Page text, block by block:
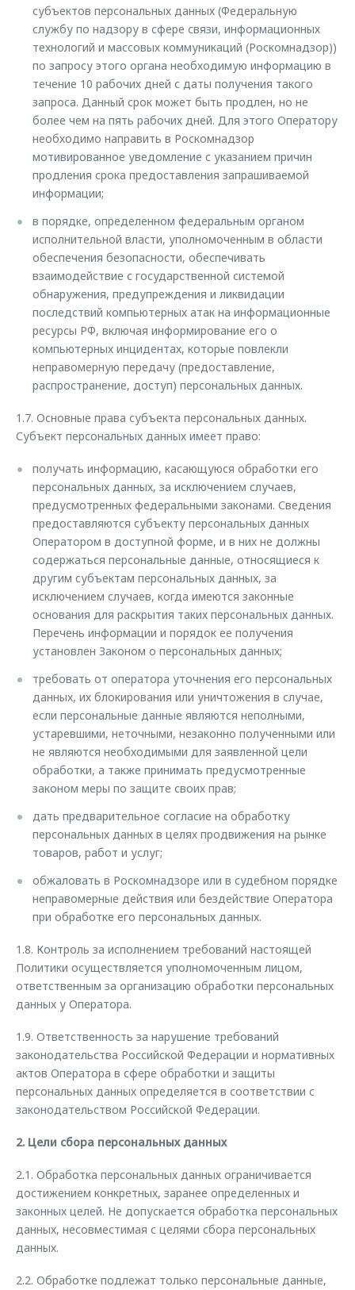
субъектов персональных данных (Федеральную
службу по надзору в сфере связи, информационных
технологий и массовых коммуникаций (Роскомнадзор))
по запросу этого органа необходимую информацию в
течение 10 рабочих дней с даты получения такого
запроса. Данный срок может быть продлен, но не
более чем на пять рабочих дней. Для этого Оператору
необходимо направить в Роскомнадзор
мотивированное уведомление с указанием причин
продления срока предоставления запрашиваемой
информации;
в порядке, определенном федеральным органом
исполнительной власти, уполномоченным в области
обеспечения безопасности, обеспечивать
взаимодействие с государственной системой
обнаружения, предупреждения и ликвидации
последствий компьютерных атак на информационные
ресурсы РФ, включая информирование его о
компьютерных инцидентах, которые повлекли
неправомерную передачу (предоставление,
распространение, доступ) персональных данных.
1.7. Основные права субъекта персональных данных.
Субъект персональных данных имеет право:
получать информацию, касающуюся обработки его
персональных данных, за исключением случаев,
предусмотренных федеральными законами. Сведения
предоставляются субъекту персональных данных
Оператором в доступной форме, и в них не должны
содержаться персональные данные, относящиеся к
другим субъектам персональных данных, за
исключением случаев, когда имеются законные
основания для раскрытия таких персональных данных.
Перечень информации и порядок ее получения
установлен Законом о персональных данных;
требовать от оператора уточнения его персональных
данных, их блокирования или уничтожения в случае,
если персональные данные являются неполными,
устаревшими, неточными, незаконно полученными или
не являются необходимыми для заявленной цели
обработки, а также принимать предусмотренные
законом меры по защите своих прав;
дать предварительное согласие на обработку
персональных данных в целях продвижения на рынке
товаров, работ и услуг;
обжаловать в Роскомнадзоре или в судебном порядке
неправомерные действия или бездействие Оператора
при обработке его персональных данных.
1.8. Контроль за исполнением требований настоящей
Политики осуществляется уполномоченным лицом,
ответственным за организацию обработки персональных
данных у Оператора.
1.9. Ответственность за нарушение требований
законодательства Российской Федерации и нормативных
актов Оператора в сфере обработки и защиты
персональных данных определяется в соответствии с
законодательством Российской Федерации.
2. Цели сбора персональных данных
2.1. Обработка персональных данных ограничивается
достижением конкретных, заранее определенных и
законных целей. Не допускается обработка персональных
данных, несовместимая с целями сбора персональных
данных.
2.2. Обработке подлежат только персональные данные,